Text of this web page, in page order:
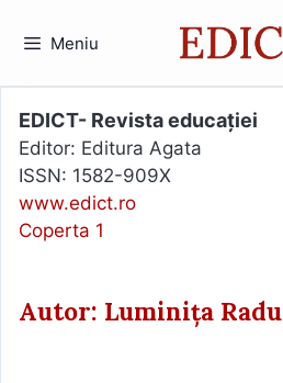
Meniu
EDICT- Revista educației
Editor: Editura Agata
ISSN: 1582-909X
www.edict.ro
Coperta 1
Autor: Luminița Radu